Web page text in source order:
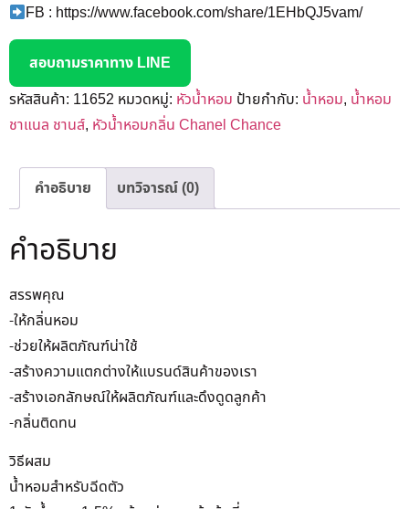
FB : https://www.facebook.com/share/1EHbQJ5vam/
สอบถามราคาทาง LINE
รหัสสินค้า: 11652 หมวดหมู่: หัวน้ำหอม ป้ายกำกับ: น้ำหอม, น้ำหอม
ชาแนล ชานส์, หัวน้ำหอมกลิ่น Chanel Chance
คำอธิบาย บทวิจารณ์ (0)
คำอธิบาย
สรรพคุณ
-ให้กลิ่นหอม
-ช่วยให้ผลิตภัณฑ์น่าใช้
-สร้างความแตกต่างให้แบรนด์สินค้าของเรา
-สร้างเอกลักษณ์ให้ผลิตภัณฑ์และดึงดูดลูกค้า
-กลิ่นติดทน
วิธีผสม
น้ำหอมสำหรับฉีดตัว